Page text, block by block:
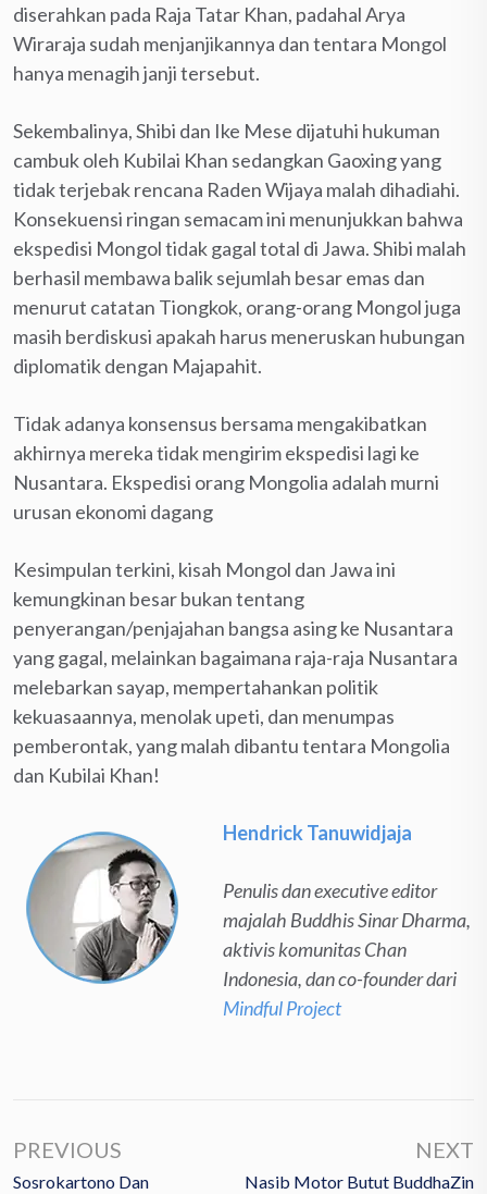
diserahkan pada Raja Tatar Khan, padahal Arya
Wiraraja sudah menjanjikannya dan tentara Mongol
hanya menagih janji tersebut.
Sekembalinya, Shibi dan Ike Mese dijatuhi hukuman
cambuk oleh Kubilai Khan sedangkan Gaoxing yang
tidak terjebak rencana Raden Wijaya malah dihadiahi.
Konsekuensi ringan semacam ini menunjukkan bahwa
ekspedisi Mongol tidak gagal total di Jawa. Shibi malah
berhasil membawa balik sejumlah besar emas dan
menurut catatan Tiongkok, orang-orang Mongol juga
masih berdiskusi apakah harus meneruskan hubungan
diplomatik dengan Majapahit.
Tidak adanya konsensus bersama mengakibatkan
akhirnya mereka tidak mengirim ekspedisi lagi ke
Nusantara. Ekspedisi orang Mongolia adalah murni
urusan ekonomi dagang
Kesimpulan terkini, kisah Mongol dan Jawa ini
kemungkinan besar bukan tentang
penyerangan/penjajahan bangsa asing ke Nusantara
yang gagal, melainkan bagaimana raja-raja Nusantara
melebarkan sayap, mempertahankan politik
kekuasaannya, menolak upeti, dan menumpas
pemberontak, yang malah dibantu tentara Mongolia
dan Kubilai Khan!
Hendrick Tanuwidjaja
Penulis dan executive editor
majalah Buddhis Sinar Dharma,
aktivis komunitas Chan
Indonesia, dan co-founder dari
Mindful Project
PREVIOUS
Sosrokartono Dan
NEXT
Nasib Motor Butut BuddhaZin